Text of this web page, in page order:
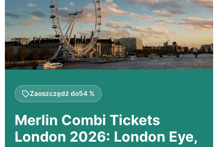
Zaoszczędź do54 %
Merlin Combi Tickets
London 2026: London Eye,